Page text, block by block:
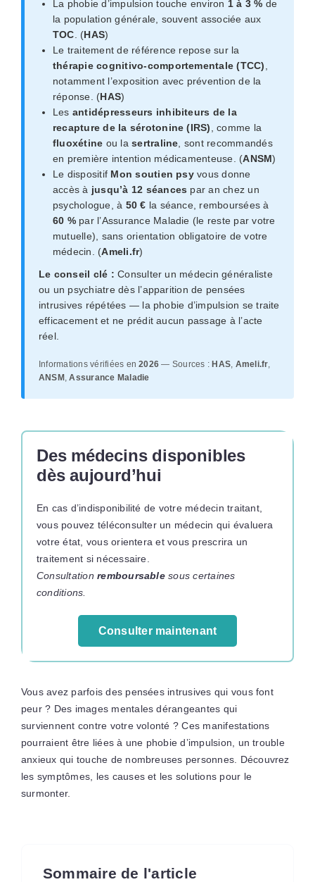
La phobie d’impulsion touche environ 1 à 3 % de
la population générale, souvent associée aux
TOC . (HAS)
Le traitement de référence repose sur la
thérapie cognitivo-comportementale (TCC)
notamment l’exposition avec prévention de la
réponse. (HAS)
Les antidépresseurs inhibiteurs de la
recapture de la sérotonine (IRS)
, comme la
fluoxétine ou lasertraline , sont recommandés
en première intention médicamenteuse. (ANSM)
Le dispositif Mon soutien psyvous donne
accès à jusqu’à 12 séances par an chez un
psychologue, à 50 € la séance, remboursées à
60 %par l’Assurance Maladie (le reste par votre
mutuelle), sans orientation obligatoire de votre
médecin. (Ameli.fr)
Le conseil clé : Consulter un médecin généraliste
ou un psychiatre dès l’apparition de pensées
intrusives répétées — la phobie d’impulsion se traite
efficacement et ne prédit aucun passage à l’acte
réel.
Informations vérifiées en2026 — Sources : HAS, Ameli.fr,
ANSM ,Assurance Maladie
Des médecins disponibles
dès aujourd’hui
En cas d’indisponibilité de votre médecin traitant,
vous pouvez téléconsulter un médecin qui évaluera
votre état, vous orientera et vous prescrira un
traitement si nécessaire.
Consultationremboursablesous certaines
conditions.
Consulter maintenant
Vous avez parfois des pensées intrusives qui vous font
peur ? Des images mentales dérangeantes qui
surviennent contre votre volonté ? Ces manifestations
pourraient être liées à une phobie d’impulsion, un trouble
anxieux qui touche de nombreuses personnes. Découvrez
les symptômes, les causes et les solutions pour le
surmonter.
Sommaire de l'article